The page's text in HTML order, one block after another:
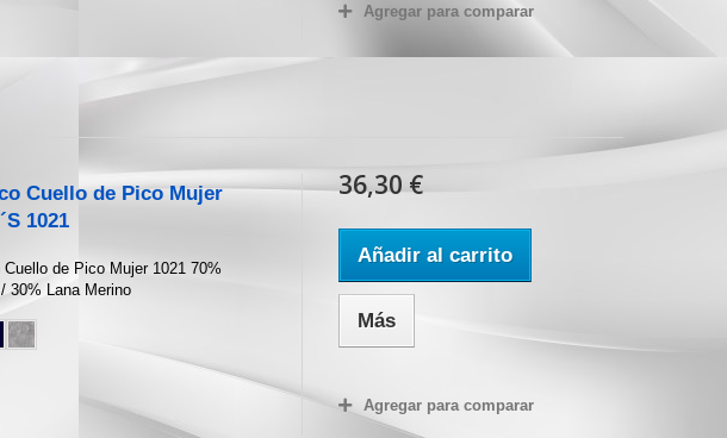
Agregar para comparar
Cuello de Pico Mujer
1021
Cuello de Pico Mujer 1021 70%
30% Lana Merino
36,30 €
Añadir al carrito
Más
Agregar para comparar